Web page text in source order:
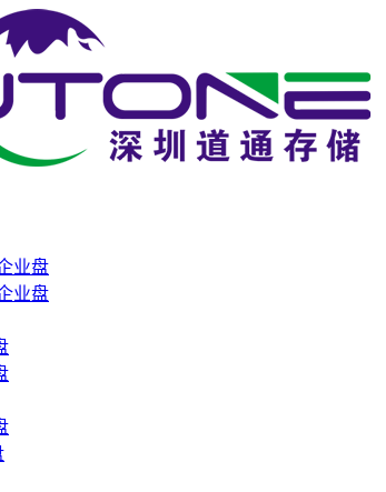
业盘
业盘